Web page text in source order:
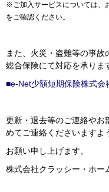
※ご加入サービスについては、
をご確認ください。
また、火災・盗難等の事
総合保険にて対応を承りま
■e-Net少額短期保険株式
更新・退去等のご連絡やお
めてご連絡くださいますよ
お願い申し上げます。
株式会社クラッシー・ホ